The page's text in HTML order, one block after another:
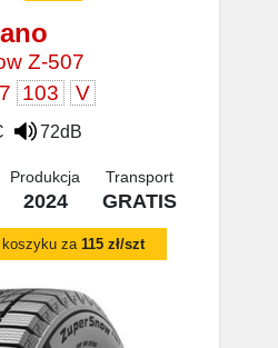
Z-507
103 V
72dB
Produkcja
2024
Transport
GRATIS
koszyku za 115 zł/szt